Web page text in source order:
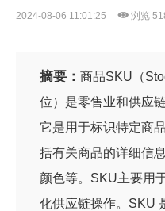
2024-08-06 11:01:25 浏览
摘要： 商品SKU（
位）是零售业和供应
它是用于标识特定商
括有关商品的详细信
颜色等。SKU主要用
化供应链操作。SKU